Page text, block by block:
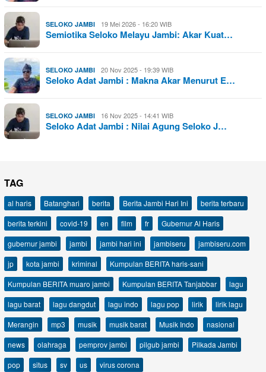
SELOKO JAMBI 19 Mei 2026 - 16:20 WIB
Semiotika Seloko Melayu Jambi: Akar Kuat…
SELOKO JAMBI 20 Nov 2025 - 19:39 WIB
Seloko Adat Jambi : Makna Akar Menurut E…
SELOKO JAMBI 16 Nov 2025 - 14:41 WIB
Seloko Adat Jambi : Nilai Agung Seloko J…
TAG
al haris Batanghari berita Berita Jambi Hari Ini
berita terbaru
berita terkini
covid-19 en film fr
Gubernur Al Haris
gubernur jambi
jambi jambi hari ini jambiseru
jambiseru.com
jp
kota jambi kriminal
Kumpulan BERITA haris-sani
Kumpulan BERITA muaro jambi
Kumpulan BERITA Tanjabbar
lagu
lagu barat
lagu dangdut lagu indo lagu pop lirik
lirik lagu
Merangin
mp3 musik musik barat Musik Indo
nasional
news
olahraga pemprov jambi pilgub jambi
Pilkada Jambi
pop
situs sv us virus corona